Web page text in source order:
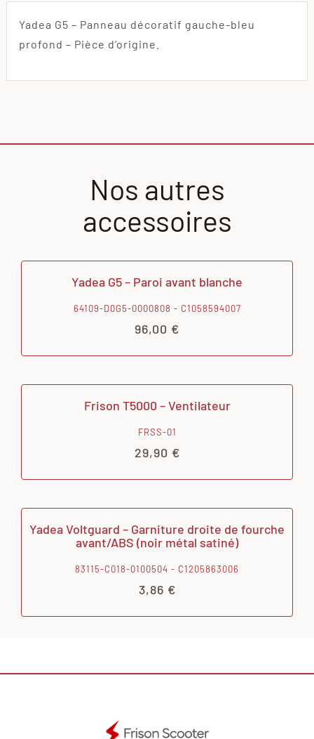
Yadea G5 – Panneau décoratif gauche-bleu
profond – Pièce d’origine.
Nos autres
accessoires
Yadea G5 – Paroi avant blanche
64109-D0G5-0000808 - C1058594007
96,00 €
Frison T5000 – Ventilateur
FRSS-01
29,90 €
Yadea Voltguard – Garniture droite de fourche
avant/ABS (noir métal satiné)
83115-C018-0100504 - C1205863006
3,86 €